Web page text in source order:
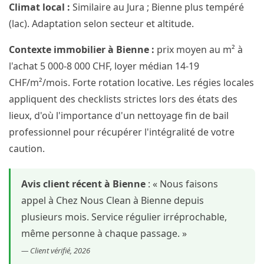
Climat local : Similaire au Jura ; Bienne plus tempéré
(lac). Adaptation selon secteur et altitude.
Contexte immobilier à Bienne : prix moyen au m² à
l'achat 5 000-8 000 CHF, loyer médian 14-19
CHF/m²/mois. Forte rotation locative. Les régies locales
appliquent des checklists strictes lors des états des
lieux, d'où l'importance d'un nettoyage fin de bail
professionnel pour récupérer l'intégralité de votre
caution.
Avis client récent à Bienne : « Nous faisons
appel à Chez Nous Clean à Bienne depuis
plusieurs mois. Service régulier irréprochable,
même personne à chaque passage. »
— Client vérifié, 2026